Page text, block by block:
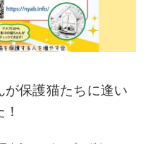
保護猫たちに逢い